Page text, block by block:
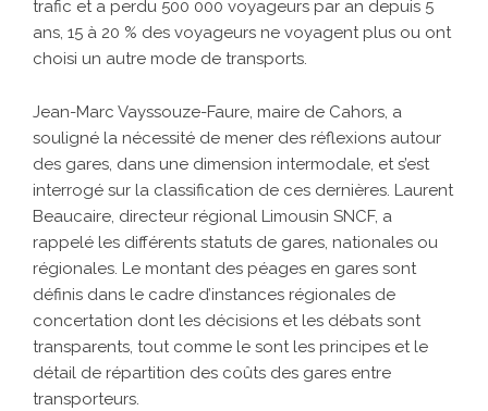
trafic et a perdu 500 000 voyageurs par an depuis 5
ans, 15 à 20 % des voyageurs ne voyagent plus ou ont
choisi un autre mode de transports.
Jean-Marc Vayssouze-Faure, maire de Cahors, a
souligné la nécessité de mener des réflexions autour
des gares, dans une dimension intermodale, et s’est
interrogé sur la classification de ces dernières. Laurent
Beaucaire, directeur régional Limousin SNCF, a
rappelé les différents statuts de gares, nationales ou
régionales. Le montant des péages en gares sont
définis dans le cadre d’instances régionales de
concertation dont les décisions et les débats sont
transparents, tout comme le sont les principes et le
détail de répartition des coûts des gares entre
transporteurs.